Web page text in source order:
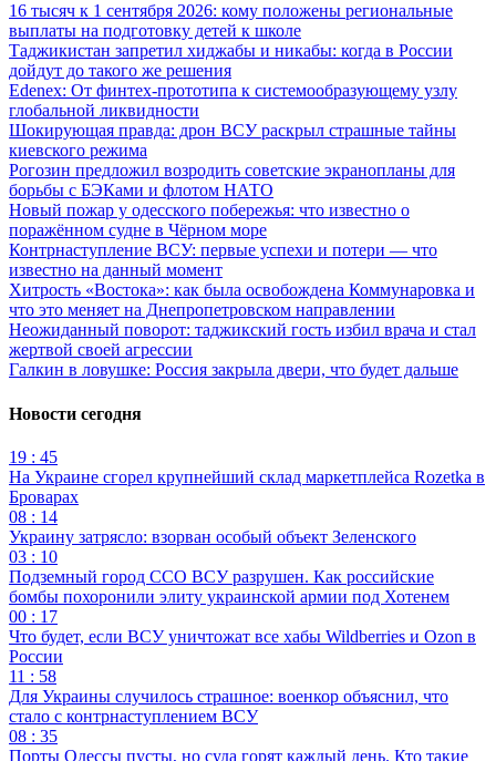
16 тысяч к 1 сентября 2026: кому положены региональные
выплаты на подготовку детей к школе
Таджикистан запретил хиджабы и никабы: когда в России
дойдут до такого же решения
Edenex: От финтех-прототипа к системообразующему узлу
глобальной ликвидности
Шокирующая правда: дрон ВСУ раскрыл страшные тайны
киевского режима
Рогозин предложил возродить советские экранопланы для
борьбы с БЭКами и флотом НАТО
Новый пожар у одесского побережья: что известно о
поражённом судне в Чёрном море
Контрнаступление ВСУ: первые успехи и потери — что
известно на данный момент
Хитрость «Востока»: как была освобождена Коммунаровка и
что это меняет на Днепропетровском направлении
Неожиданный поворот: таджикский гость избил врача и стал
жертвой своей агрессии
Галкин в ловушке: Россия закрыла двери, что будет дальше
Новости сегодня
19 : 45
На Украине сгорел крупнейший склад маркетплейса Rozetka в
Броварах
08 : 14
Украину затрясло: взорван особый объект Зеленского
03 : 10
Подземный город ССО ВСУ разрушен. Как российские
бомбы похоронили элиту украинской армии под Хотенем
00 : 17
Что будет, если ВСУ уничтожат все хабы Wildberries и Ozon в
России
11 : 58
Для Украины случилось страшное: военкор объяснил, что
стало с контрнаступлением ВСУ
08 : 35
Порты Одессы пусты, но суда горят каждый день. Кто такие